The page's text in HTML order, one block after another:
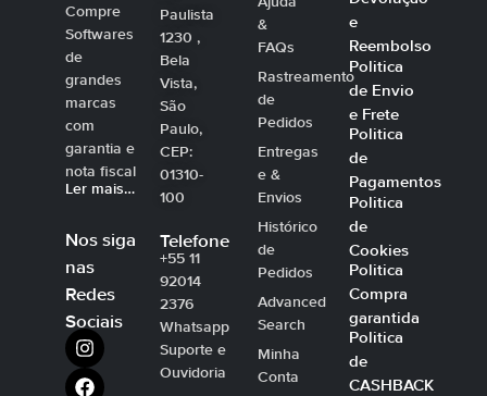
Compre
Softwares
de
grandes
marcas
com
garantia e
nota fiscal
Ler mais…
Nos siga
nas
Redes
Sociais
Paulista
1230 ,
Bela
Vista,
São
Paulo,
CEP:
01310-
100
Telefone
+55 11
92014
2376
Whatsapp
Suporte e
Ouvidoria
&
FAQs
Rastreamento
de
Pedidos
Entregas
e &
Envios
Histórico
de
Pedidos
Advanced
Search
Minha
Conta
e
Reembolso
Politica
de Envio
e Frete
Politica
de
Pagamentos
Politica
de
Cookies
Politica
Compra
garantida
Politica
de
CASHBACK